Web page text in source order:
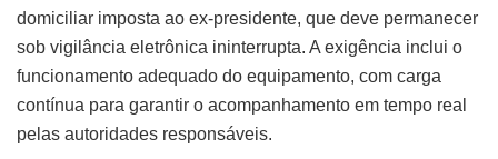
domiciliar imposta ao ex-presidente, que deve permanecer
sob vigilância eletrônica ininterrupta. A exigência inclui o
funcionamento adequado do equipamento, com carga
contínua para garantir o acompanhamento em tempo real
pelas autoridades responsáveis.